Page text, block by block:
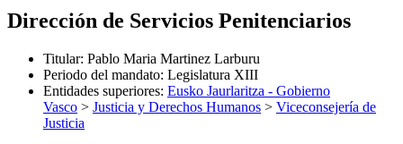
Dirección de Servicios Penitenciarios
Titular: Pablo Maria Martinez Larburu
Periodo del mandato: Legislatura XIII
Entidades superiores: Eusko Jaurlaritza - Gobierno
Vasco > Justicia y Derechos Humanos > Viceconsejería de
Justicia